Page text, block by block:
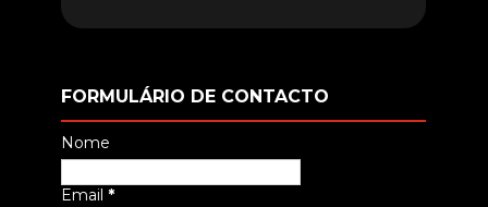
FORMULÁRIO DE CONTACTO
Nome
Email *